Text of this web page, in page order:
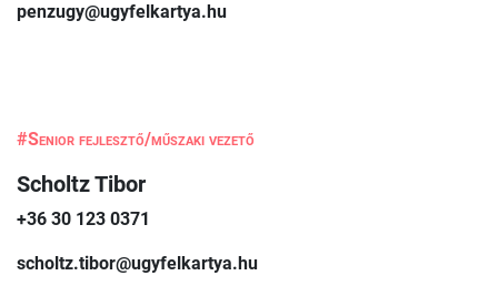
penzugy@ugyfelkartya.hu
#Senior fejlesztő/műszaki vezető
Scholtz Tibor
+36 30 123 0371
scholtz.tibor@ugyfelkartya.hu